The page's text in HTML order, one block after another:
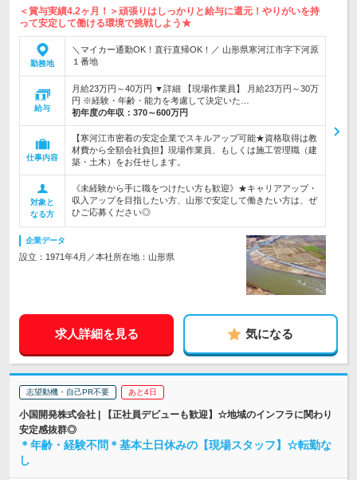
＜賞与実績4.2ヶ月！＞頑張りはしっかりと給与に還元！やりがいを持
って安定して働ける環境で挑戦しよう★
勤務地
＼マイカー通勤OK！直行直帰OK！／ 山形県寒河江市字下河原
１番地
給与
月給23万円～40万円 ▼詳細 【現場作業員】 月給23万円～30万
円 ※経験・年齢・能力を考慮して決定いた…
初年度の年収： 370～600万円
仕事内容
【寒河江市密着の安定企業でスキルアップ可能★資格取得は教
材費から全額会社負担】現場作業員、もしくは施工管理職（建
築・土木）をお任せします。
対象と
なる方
《未経験から手に職をつけたい方も歓迎》★キャリアアップ・
収入アップを目指したい方、山形で安定して働きたい方は、ぜ
ひご応募ください◎
企業データ
設立：1971年4月／本社所在地：山形県
求人詳細を見る 気になる
志望動機・自己PR不要 あと4日
小国開発株式会社 | 【正社員デビューも歓迎】☆地域のインフラに関わり
安定感抜群◎
＊年齢・経験不問＊基本土日休みの【現場スタッフ】☆転勤な
し